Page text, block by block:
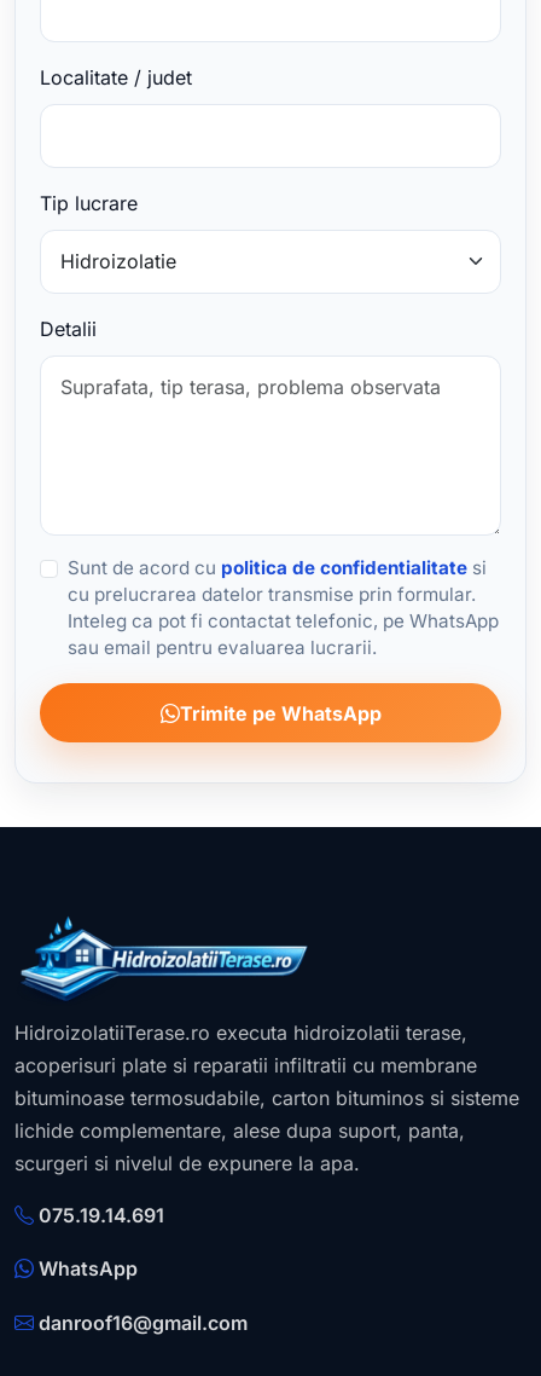
Localitate / judet
Tip lucrare
Detalii
Sunt de acord cu politica de confidentialitatesi
cu prelucrarea datelor transmise prin formular.
Inteleg ca pot fi contactat telefonic, pe WhatsApp
sau email pentru evaluarea lucrarii.
Trimite pe WhatsApp
HidroizolatiiTerase.ro executa hidroizolatii terase,
acoperisuri plate si reparatii infiltratii cu membrane
bituminoase termosudabile, carton bituminos si sisteme
lichide complementare, alese dupa suport, panta,
scurgeri si nivelul de expunere la apa.
075.19.14.691
WhatsApp
danroof16@gmail.com